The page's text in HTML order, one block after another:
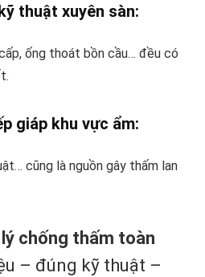
thuật xuyên sàn:
ống thoát bồn cầu… đều có
giáp khu vực ẩm:
cũng là nguồn gây thấm lan
chống thấm toàn
– đúng kỹ thuật –